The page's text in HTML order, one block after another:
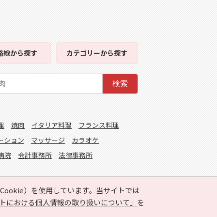
）を使用しています。当サイトでは
における個人情報の取り扱いについて」 を
線から探す カテゴリーから探す
検索
焼肉 イタリア料理
フランス料理
ション マッサージ
カラオケ
院 会計事務所 法律事務所